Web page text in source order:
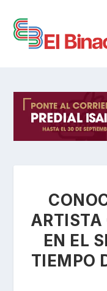
ARTISTA
EN EL
TIEMPO